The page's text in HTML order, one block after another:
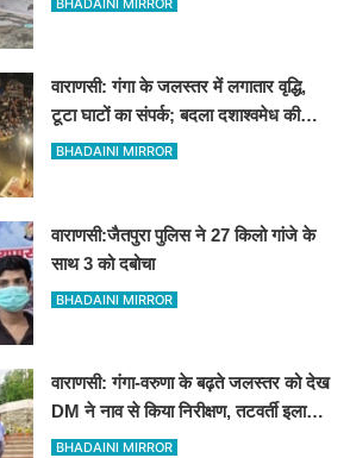
वाराणसी: गंगा के जलस्तर में लगातार वृद्धि,
टूटा घाटों का संपर्क; बदला दशाश्वमेध की
विश्वप्रसिद्ध महाआरती का स्थान
BHADAINI MIRROR
वाराणसी:जैतपुरा पुलिस ने 27 किलो गांजे के
साथ 3 को दबोचा
BHADAINI MIRROR
वाराणसी: गंगा-वरुणा के बढ़ते जलस्तर को देख
DM ने नाव से किया निरीक्षण, तटवर्ती इलाकों
के लिए अलर्ट जारी
BHADAINI MIRROR